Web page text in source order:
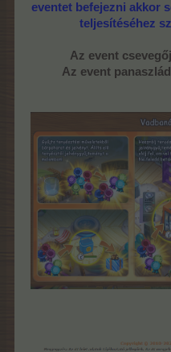
eventet befejezni akkor
teljesítéséhez
Az event
Az event